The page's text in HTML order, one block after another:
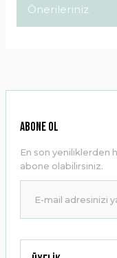
Önerileriniz
Ürün resmi
Ürün bilgilerinde
Ürün fiyatı diğer
Bu ürüne benzer
ABONE OL
En son yeniliklerden
abone olabilirsiniz.